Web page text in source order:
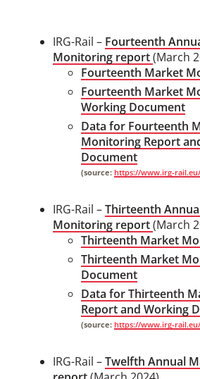
IRG-Rail – Fourteenth
Monitoring report(March
Fourteenth Market
Fourteenth Market
Working Document
Data for Fourteenth
Monitoring Report
Document
(source: https://www.irg-rail.eu/
IRG-Rail –Thirteenth
Monitoring report(March
Thirteenth Market
Thirteenth Market
Document
Data for Thirteenth
Report and Working
(source: https://www.irg-rail.eu/
IRG-Rail –Twelfth Annual